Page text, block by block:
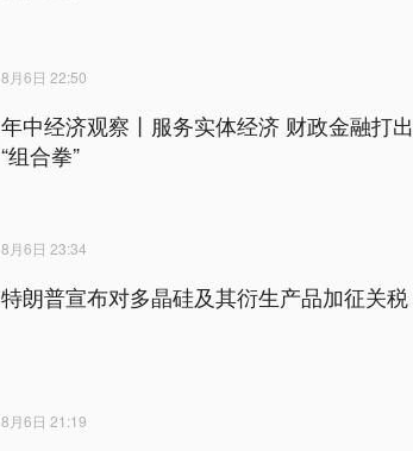
8月6日 22:50
年中经济观察丨服务实体经济 财政金融打出
“组合拳”
8月6日 23:34
特朗普宣布对多晶硅及其衍生产品加征关税
8月6日 21:19